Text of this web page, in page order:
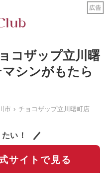
コザップ立川曙
シンがもたら
市 チョコザップ立川曙町店
い！
サイトで見る